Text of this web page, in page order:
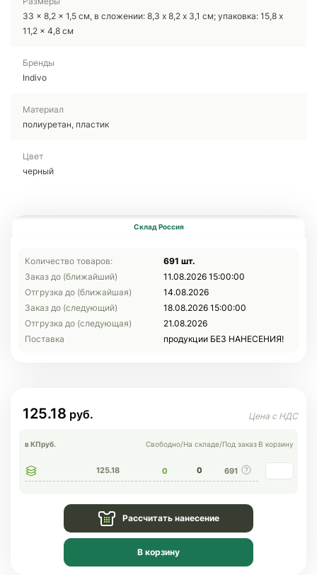
33 x 8,2 x 1,5 см, в сложении: 8,3 х 8,2 х 3,1 см; упаковка: 15,8 x
11,2 x 4,8 см
Бренды
Indivo
Материал
полиуретан, пластик
Цвет
черный
Склад Россия
Количество товаров:
691 шт.
Заказ до (ближайший)
11.08.2026 15:00:00
Отгрузка до (ближайшая)
14.08.2026
Заказ до (следующий)
18.08.2026 15:00:00
Отгрузка до (следующая)
21.08.2026
Поставка
продукции БЕЗ НАНЕСЕНИЯ!
125.18
в КПруб. Свободно/На складе/Под заказ В корзину
125.18 0 0 691
Рассчитать нанесение
В корзину